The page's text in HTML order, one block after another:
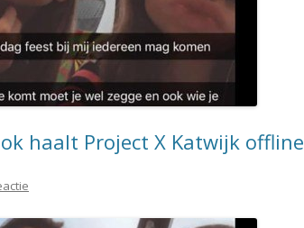
haalt Project X Katwijk offline